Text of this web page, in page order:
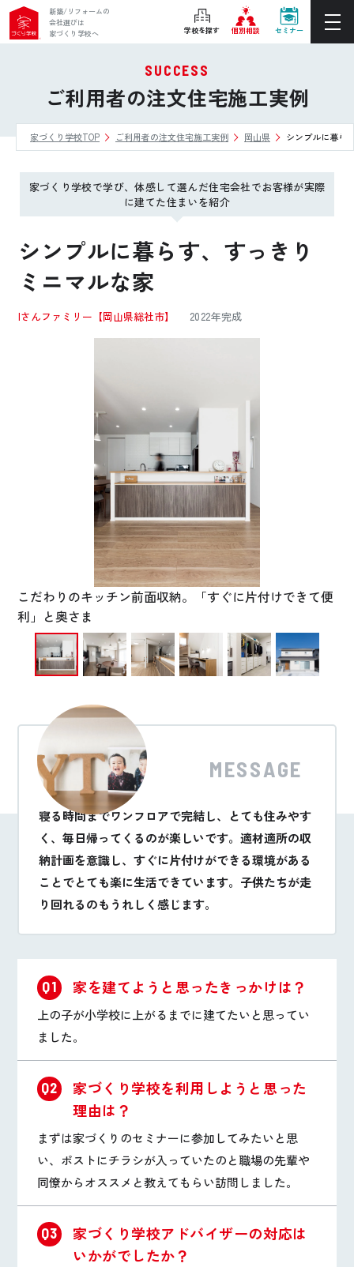
新築/リフォームの
会社選びは
家づくり学校へ
学校を探す 個別相談 セミナー
ぴったりの住宅会社をご提案
個別相談
後悔しない家づくりをレクチャー
セミナーをみる
ご利用は無料！全国20校
お近くの学校を探す
ホーム
家づくり学校とは
よくある質問
ご利用者の声・実例
お役立ち情報
公式SNSをチェック
YOUTUBE Instagram
プライバシーポリシー
SUCCESS
ご利用者の注文住宅施工実例
家づくり学校TOP ご利用者の注文住宅施工実例 岡山県 シンプルに暮ら
家づくり学校で学び、体感して選んだ住宅会社でお客様が実際
に建てた住まいを紹介
シンプルに暮らす、すっきり
ミニマルな家
Iさんファミリー 【岡山県総社市】 2022年完成
こだわりのキッチン前面収納。「すぐに片付けできて便
利」と奥さま
MESSAGE
寝る時間までワンフロアで完結し、とても住みやす
く、毎日帰ってくるのが楽しいです。適材適所の収
納計画を意識し、すぐに片付けができる環境がある
ことでとても楽に生活できています。子供たちが走
り回れるのもうれしく感じます。
Q1 家を建てようと思ったきっかけは？
上の子が小学校に上がるまでに建てたいと思ってい
ました。
Q2
家づくり学校を利用しようと思った
理由は？
まずは家づくりのセミナーに参加してみたいと思
い、ポストにチラシが入っていたのと職場の先輩や
同僚からオススメと教えてもらい訪問しました。
Q3
家づくり学校アドバイザーの対応は
いかがでしたか？